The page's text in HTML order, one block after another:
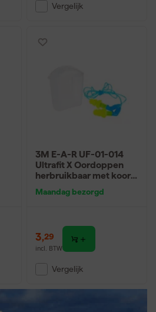
Vergelijk
3M E-A-R UF-01-014
Ultrafit X Oordoppen
herbruikbaar met koord
(1pr)
Maandag bezorgd
3,29
incl. BTW
Vergelijk